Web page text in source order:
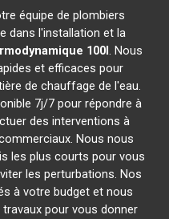
équipe de plombiers
dans l'installation et la
100l. Nous
et efficaces pour
de chauffage de l'eau.
7j/7 pour répondre à
des interventions à
Nous nous
les plus courts pour vous
les perturbations. Nos
à votre budget et nous
pour vous donner